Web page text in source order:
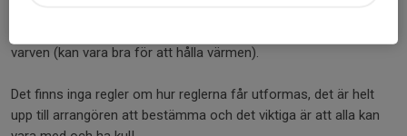
varven (kan vara bra för att hålla värmen).
Det finns inga regler om hur reglerna får utformas, det är helt
upp till arrangören att bestämma och det viktiga är att alla kan